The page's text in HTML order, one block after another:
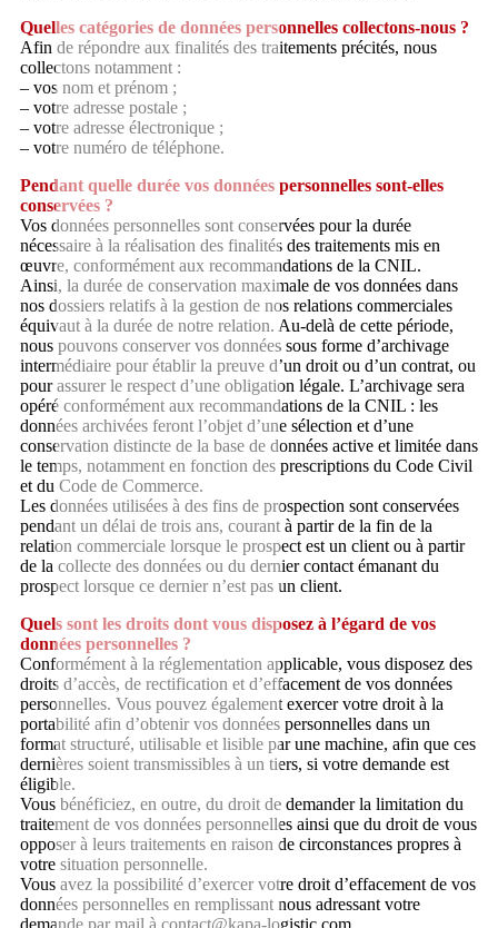
Quelles catégories de données personnelles collectons-nous ?
Afin de répondre aux finalités des traitements précités, nous
collectons notamment :
– vos nom et prénom ;
– votre adresse postale ;
– votre adresse électronique ;
– votre numéro de téléphone.
Pendant quelle durée vos données personnelles sont-elles
conservées ?
Vos données personnelles sont conservées pour la durée
nécessaire à la réalisation des finalités des traitements mis en
œuvre, conformément aux recommandations de la CNIL.
Ainsi, la durée de conservation maximale de vos données dans
nos dossiers relatifs à la gestion de nos relations commerciales
équivaut à la durée de notre relation. Au-delà de cette période,
nous pouvons conserver vos données sous forme d’archivage
intermédiaire pour établir la preuve d’un droit ou d’un contrat, ou
pour assurer le respect d’une obligation légale. L’archivage sera
opéré conformément aux recommandations de la CNIL : les
données archivées feront l’objet d’une sélection et d’une
conservation distincte de la base de données active et limitée dans
le temps, notamment en fonction des prescriptions du Code Civil
et du Code de Commerce.
Les données utilisées à des fins de prospection sont conservées
pendant un délai de trois ans, courant à partir de la fin de la
relation commerciale lorsque le prospect est un client ou à partir
de la collecte des données ou du dernier contact émanant du
prospect lorsque ce dernier n’est pas un client.
Quels sont les droits dont vous disposez à l’égard de vos
données personnelles ?
Conformément à la réglementation applicable, vous disposez des
droits d’accès, de rectification et d’effacement de vos données
personnelles. Vous pouvez également exercer votre droit à la
portabilité afin d’obtenir vos données personnelles dans un
format structuré, utilisable et lisible par une machine, afin que ces
dernières soient transmissibles à un tiers, si votre demande est
éligible.
Vous bénéficiez, en outre, du droit de demander la limitation du
traitement de vos données personnelles ainsi que du droit de vous
opposer à leurs traitements en raison de circonstances propres à
votre situation personnelle.
Vous avez la possibilité d’exercer votre droit d’effacement de vos
données personnelles en remplissant nous adressant votre
demande par mail à contact@kapa-logistic.com